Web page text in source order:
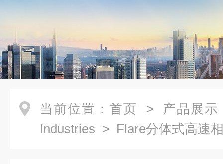
当前位置： 首页 > 产品展示
Industries > Flare分体式高速